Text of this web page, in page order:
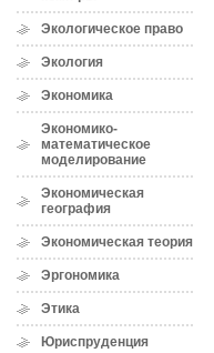
Экологическое право
Экология
Экономика
Экономико-
математическое
моделирование
Экономическая
география
Экономическая теория
Эргономика
Этика
Юриспруденция